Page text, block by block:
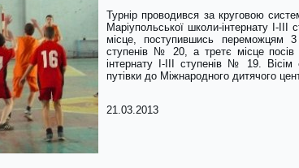
Турнір проводився за круговою
Маріупольської школи-інтернату І-
місце, поступившись переможцям 3
ступенів № 20, а третє місце посів
інтернату І-ІІІ ступенів № 19.
путівки до Міжнародного дитячого
21.03.2013